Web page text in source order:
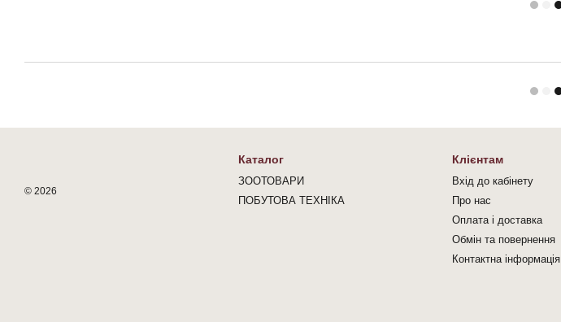
© 2026
Каталог
ЗООТОВАРИ
ПОБУТОВА ТЕХНІКА
Клієнтам
Вхід до кабінету
Про нас
Оплата і доставка
Обмін та повернення
Контактна інформація